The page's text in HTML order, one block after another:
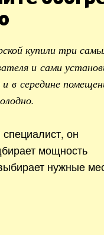
купили три
и сами
в середине
он
мощность
нужные